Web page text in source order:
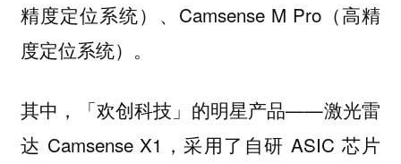
精度定位系统）、Camsense M Pro（高精
度定位系统）。
其中，「欢创科技」的明星产品——激光雷
达 Camsense X1，采用了自研 ASIC 芯片